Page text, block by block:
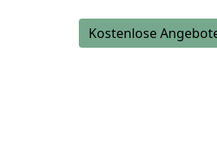
Kostenlose